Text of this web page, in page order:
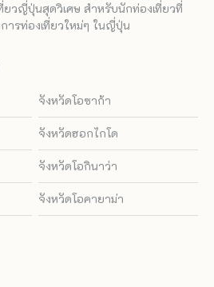
ยวญี่ปุ่นสุดวิเศษ สำหรับนักท่องเที่ยวที่
รท่องเที่ยวใหม่ๆ ในญี่ปุ่น
จังหวัดโอซาก้า
จังหวัดฮอกไกโด
จังหวัดโอกินาว่า
จังหวัดโอคายาม่า